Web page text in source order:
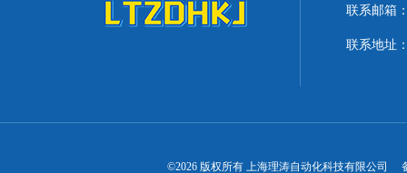
联系邮箱
联系地址
©2026 版权所有 上海理涛自动化科技有限公司